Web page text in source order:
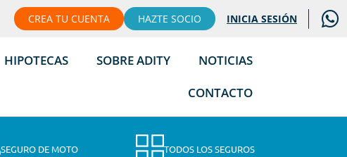
CREA TU CUENTA HAZTE SOCIO INICIA SESIÓN
HIPOTECAS SOBRE ADITY
NOTICIAS
CONTACTO
SEGURO DE MOTO TODOS LOS SEGUROS